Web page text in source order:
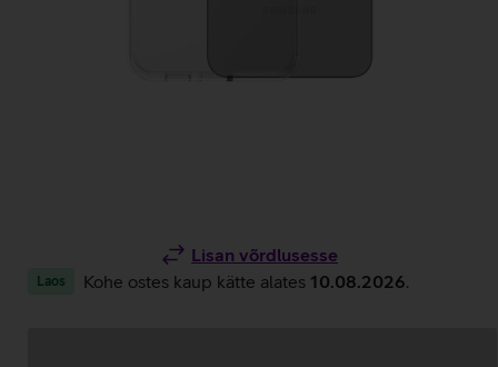
Lisan võrdlusesse
Laos Kohe ostes kaup kätte alates 10.08.2026